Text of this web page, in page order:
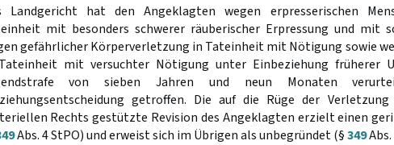
Landgericht hat den Angeklagten wegen erpresserischen
mit besonders schwerer räuberischer Erpressung und mit
gefährlicher Körperverletzung in Tateinheit mit Nötigung sowie
mit versuchter Nötigung unter Einbeziehung früherer
von sieben Jahren und neun Monaten
getroffen. Die auf die Rüge der
Rechts gestützte Revision des Angeklagten erzielt einen
Abs. 4 StPO) und erweist sich im Übrigen als unbegründet (§349Abs.